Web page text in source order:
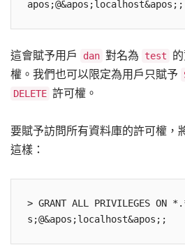
這會賦予用戶 dan 對名為 test
權。我們也可以限定為用戶只賦予
DELETE 許可權。
要賦予訪問所有資料庫的許可權，
這樣：
> GRANT ALL PRIVILEGES ON